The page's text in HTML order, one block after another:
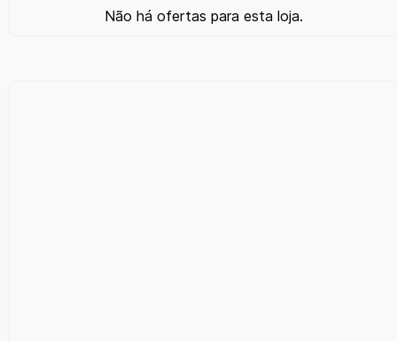
Não há ofertas para esta loja.